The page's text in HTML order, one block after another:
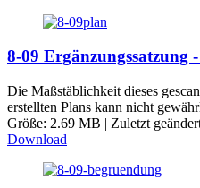
8-09 Ergänzungssatzung
Die Maßstäblichkeit dieses
erstellten Plans kann nicht
Größe: 2.69 MB | Zuletzt
Download